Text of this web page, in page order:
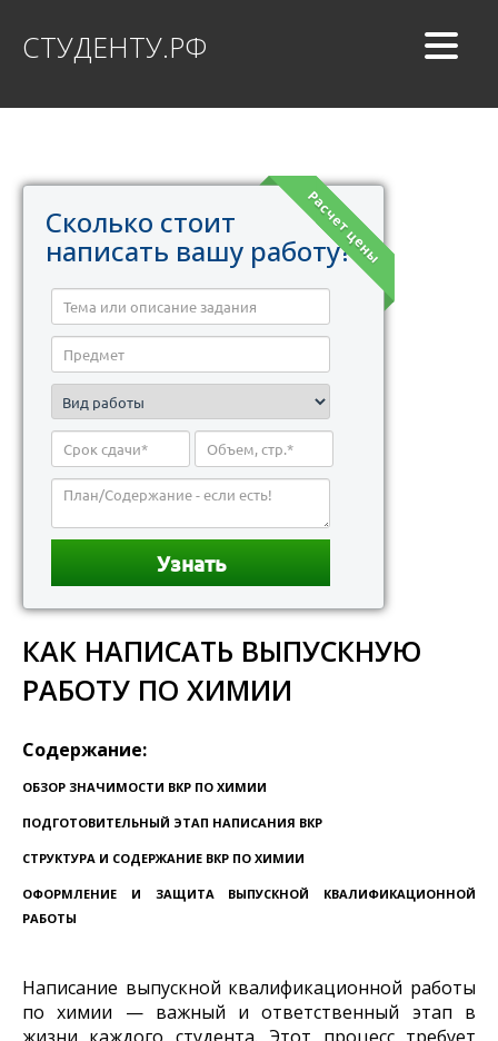
СТУДЕНТУ.РФ
Расчет цены
Сколько стоит
написать вашу работу?
КАК НАПИСАТЬ ВЫПУСКНУЮ
РАБОТУ ПО ХИМИИ
Содержание:
ОБЗОР ЗНАЧИМОСТИ ВКР ПО ХИМИИ
ПОДГОТОВИТЕЛЬНЫЙ ЭТАП НАПИСАНИЯ ВКР
СТРУКТУРА И СОДЕРЖАНИЕ ВКР ПО ХИМИИ
ОФОРМЛЕНИЕ И ЗАЩИТА ВЫПУСКНОЙ КВАЛИФИКАЦИОННОЙ
РАБОТЫ
Написание выпускной квалификационной работы
по химии — важный и ответственный этап в